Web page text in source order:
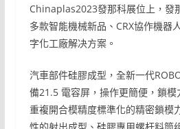
Chinaplas2023發那科展位上，發
多款智能機械新品、CRX協作機器
字化工廠解决方案。
汽車部件硅膠成型，全新一代
備21.5 電容屏，操作更簡便，鎖
重複開合模精度標準化的精密鎖模